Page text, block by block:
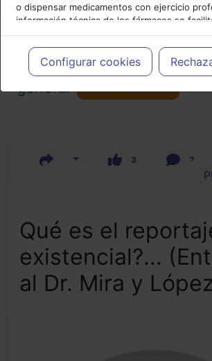
o dispensar medicamentos con ejercicio
información técnica de los fármacos se
meramente informativo, siendo
profesionales facultados prescribir
cada caso concreto, el tratamiento más
necesidades del paciente.
Configurar cookies
Actualidad y Artículos|
general
3 2
Qué es el
existencial?...
al Dr. Mira y